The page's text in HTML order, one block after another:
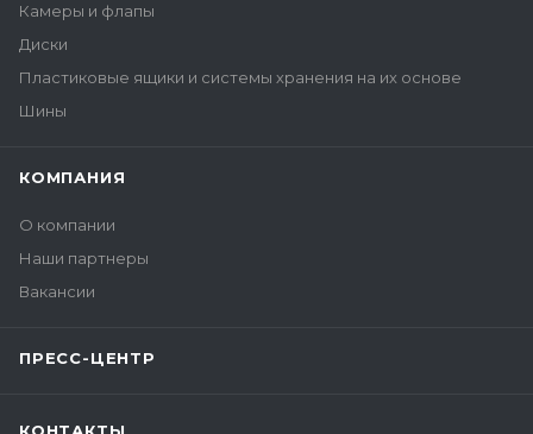
Камеры и флапы
Диски
Пластиковые ящики и системы хранения на их основе
Шины
КОМПАНИЯ
О компании
Наши партнеры
Вакансии
ПРЕСС-ЦЕНТР